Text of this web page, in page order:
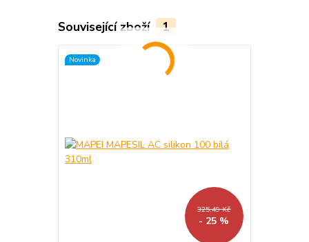
Související zboží 1
Novinka
325,49 Kč
- 25 %